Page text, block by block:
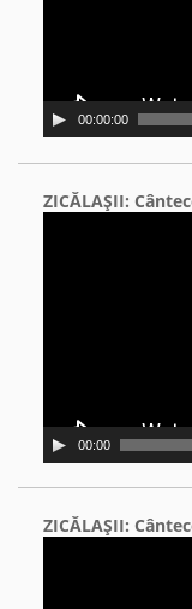
00:00:00
ZICĂLAŞII:
00:00
ZICĂLAŞII: